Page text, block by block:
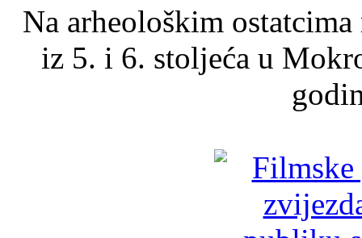
Na arheološkim
iz 5. i 6. stoljeća u